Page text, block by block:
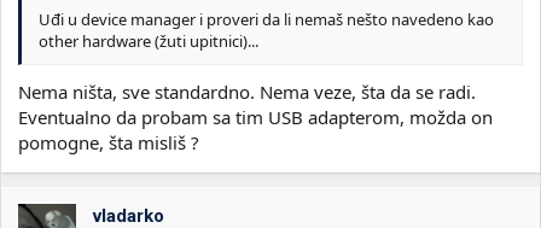
Uđi u device manager i proveri da li nemaš nešto navedeno kao
other hardware (žuti upitnici)...
Nema ništa, sve standardno. Nema veze, šta da se radi.
Eventualno da probam sa tim USB adapterom, možda on
pomogne, šta misliš ?
vladarko